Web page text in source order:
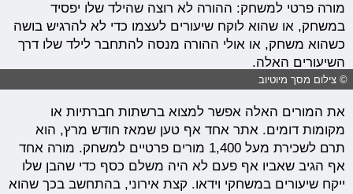
מורה פרטי למשחק: ההורה לא רוצה שהילד שלו יפסיד
במשחק, או שהוא לוקח שיעורים לעצמו כדי לא להרגיש בושה
כשהוא משחק, או אולי ההורה מנסה להתחבר לילד שלו דרך
השיעורים האלה.
© צילום מסך מיוטיוב
את המורים האלה אפשר למצוא ברשתות חברתיות או
מקומות דומים. אתר אחד אף טען שמאז חודש מרץ, הוא
תרם לשכירת מעל 1,400 מורים פרטיים למשחק. מורה אחד
אף הגיב שאביו אף פעם לא היה משלם כסף כדי שהבן שלו
ייקח שיעורים במשחקי וידאו. קצת אירוני, בהתחשב בכך שהוא